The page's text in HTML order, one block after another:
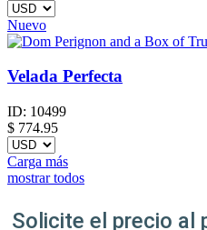
Nuevo
Velada Perfecta
ID: 10499
$ 774.95
Carga más
mostrar todos
Solicite el precio al